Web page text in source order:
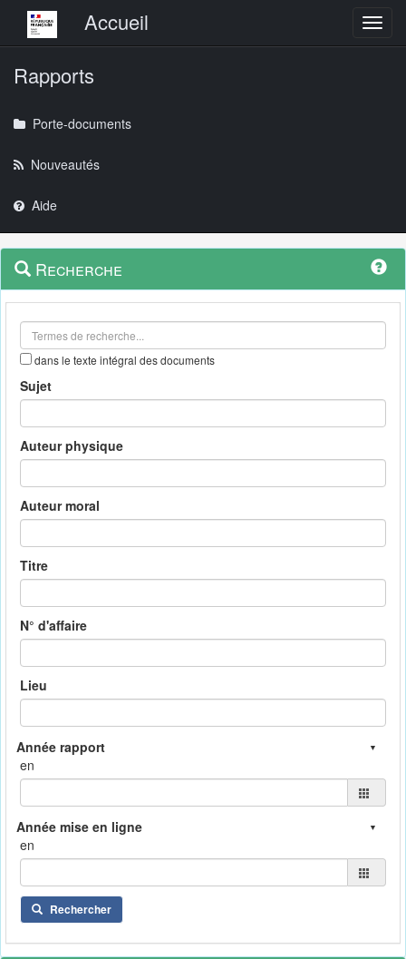
Menu principalAccueil
Rapports
Porte-documents
Nouveautés
Aide
Navigation
outils
Menu
contextuel
Recherche
dans le texte intégral des documents
Sujet
Auteur physique
Auteur moral
Titre
N° d'affaire
Lieu
en
en
Rechercher